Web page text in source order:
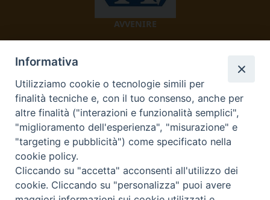
AVVENIRE
TV 2000
Informativa
Utilizziamo cookie o tecnologie simili per
finalità tecniche e, con il tuo consenso, anche per
altre finalità ("interazioni e funzionalità semplici",
"miglioramento dell'esperienza", "misurazione" e
"targeting e pubblicità") come specificato nella
cookie policy.
Cliccando su "accetta" acconsenti all'utilizzo dei
cookie. Cliccando su "personalizza" puoi avere